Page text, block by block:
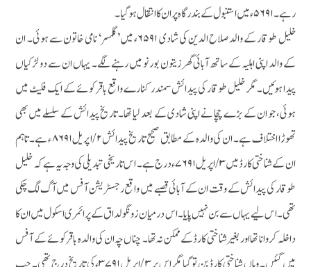
رہے۔ ۵۶۹۱ء میں استنبول کے بندرگاہ پر ان کا انتقال ہوگیا۔
خلیل طوقار کے والد صلاح الدین کی شادی ۶۵۹۱ء میں ’گلمسر‘ نامی خاتون سے ہوئی۔ ان
کے والد اپنی اہلیہ کے ساتھ آبائی گھرزیتون بور نو میں رہنے لگے۔ یہاں ان سے دو لڑکیاں
پیدا ہوئیں۔ مگر خلیل طوقار کی پیدائش سمندر کنارے واقع باقر کوئے کے ایک فلیٹ میں
ہوئی، جو ان کے بڑے چچا نے اپنی شادی کے بعد لیا تھا۔ تاریخ پیدائش کے سلسلے میں بھی
تھوڑا اختلاف ہے۔ ان کی والدہ کے مطابق صحیح تاریخ پیدائش۲ /ا پریل۸۶۹۱ ء ہے۔ تاہم
ان کے شناختی کارڈ میں ۳/ اپریل ۷۶۹۱ء درج ہے۔ اس تاریخی تبدیلی کی وجہ یہ ہے کہ خلیل
طوقار کی پیدائش کے وقت ان کے آبائی قصبے میں واقع رجسٹریشن آفس میں آگ لگ چکی
تھی۔ اس لیے یہاں سے بن نہیں پایا۔ اس درمیان زونگو لداق کے پرائمری اسکول میں ان کا
داخلہ کروانا تھا اور بغیر شناختی کارڈکے ممکن نہ تھا۔ چناں چہ ان کی والدہ باقر کوئے کے آفس